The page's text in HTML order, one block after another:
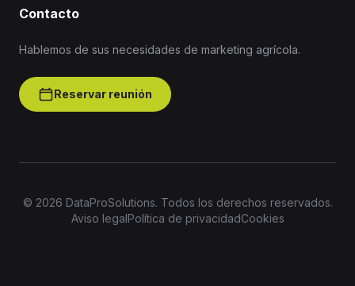
Contacto
Hablemos de sus necesidades de marketing agrícola.
Reservar reunión
© 2026 DataProSolutions. Todos los derechos reservados.
Aviso legalPolítica de privacidadCookies